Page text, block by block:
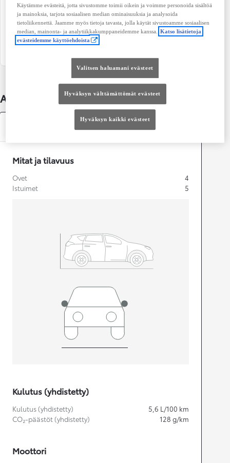
Vaihteisto
Automaatti
Istuimet
5
Ovet
Auton lisätiedot
Mitat ja tilavuus
Ovet
4
Istuimet
5
Kulutus (yhdistetty)
Kulutus (yhdistetty) 5,6 L/100 km
CO₂-päästöt (yhdistetty)
128 g/km
Moottori
Käytämme evästeitä, jotta sivustomme toimii oikein ja voimme personoida sisältöä
ja mainoksia, tarjota sosiaalisen median ominaisuuksia ja analysoida
tietoliikennettä. Jaamme myös tietoja tavasta, jolla käytät sivustoamme sosiaalisen
median, mainonta- ja analytiikkakumppaneidemme kanssa.
Katso lisätietoja
evästeidemme käyttöehdoista
Valitsen haluamani evästeet
Hyväksyn välttämättömät evästeet
Hyväksyn kaikki evästeet